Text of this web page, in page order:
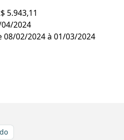
5.943,11
2024
08/02/2024 à 01/03/2024